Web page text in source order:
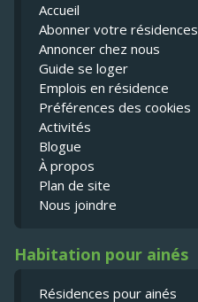
Accueil
Abonner votre résidences
Annoncer chez nous
Guide se loger
Emplois en résidence
Préférences des cookies
Activités
Blogue
À propos
Plan de site
Nous joindre
Habitation pour ainés
Résidences pour ainés